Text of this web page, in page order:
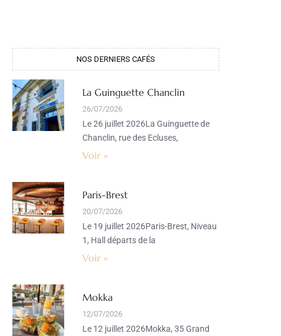
NOS DERNIERS CAFÉS
La Guinguette Chanclin
26/07/2026
Le 26 juillet 2026La Guinguette de
Chanclin, rue des Ecluses,
Voir »
Paris-Brest
20/07/2026
Le 19 juillet 2026Paris-Brest, Niveau
1, Hall départs de la
Voir »
Mokka
12/07/2026
Le 12 juillet 2026Mokka, 35 Grand